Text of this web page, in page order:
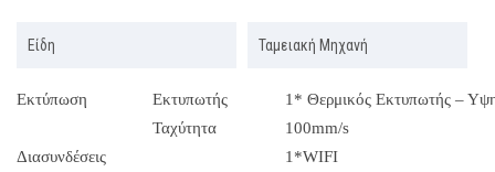
Είδη Ταμειακή Μηχανή
Εκτύπωση Εκτυπωτής
1* Θερμικός Εκτυπωτής –
Ταχύτητα
100mm/s
Διασυνδέσεις
1*WIFI